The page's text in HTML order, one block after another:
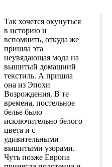
Так хочется окунуться
в историю и
вспомнить, откуда же
пришла эта
неувядающая мода на
вышитый домашний
текстиль. А пришла
она из Эпохи
Возрождения. В те
времена, постельное
белье было
исключительно белого
цвета и с
удивительными
вышитыми узорами.
Чуть позже Европа